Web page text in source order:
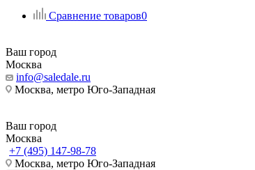
Сравнение товаров0
Ваш город
Москва
info@saledale.ru
Москва, метро Юго-Западная
Ваш город
Москва
+7 (495) 147-98-78
Москва, метро Юго-Западная